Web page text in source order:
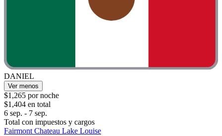
DANIEL
Ver menos
$1,265 por noche
$1,404 en total
6 sep. - 7 sep.
Total con impuestos y cargos
Fairmont Chateau Lake Louise